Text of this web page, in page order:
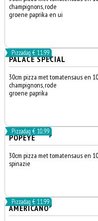
champignons, rode
groene paprika en ui
Pizzadag € 11.99
PALACE SPECIAL
30cm pizza met tomatensaus en
champignons, rode
groene paprika
Pizzadag € 10.99
POPEYE
30cm pizza met tomatensaus en
spinazie
Pizzadag € 11.99
AMERICANO